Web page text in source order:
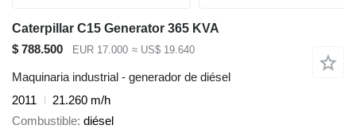
Caterpillar C15 Generator 365 KVA
$ 788.500
EUR 17.000 ≈ US$ 19.640
Maquinaria industrial - generador de diésel
2011
21.260 m/h
Combustible diésel